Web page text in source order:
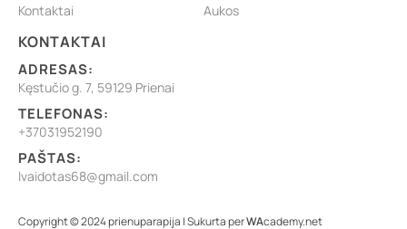
Kontaktai
Aukos
KONTAKTAI
ADRESAS:
Kęstučio g. 7, 59129 Prienai
TELEFONAS:
+37031952190
PAŠTAS:
lvaidotas68@gmail.com
Copyright © 2024 prienuparapija | Sukurta perWAcademy.net